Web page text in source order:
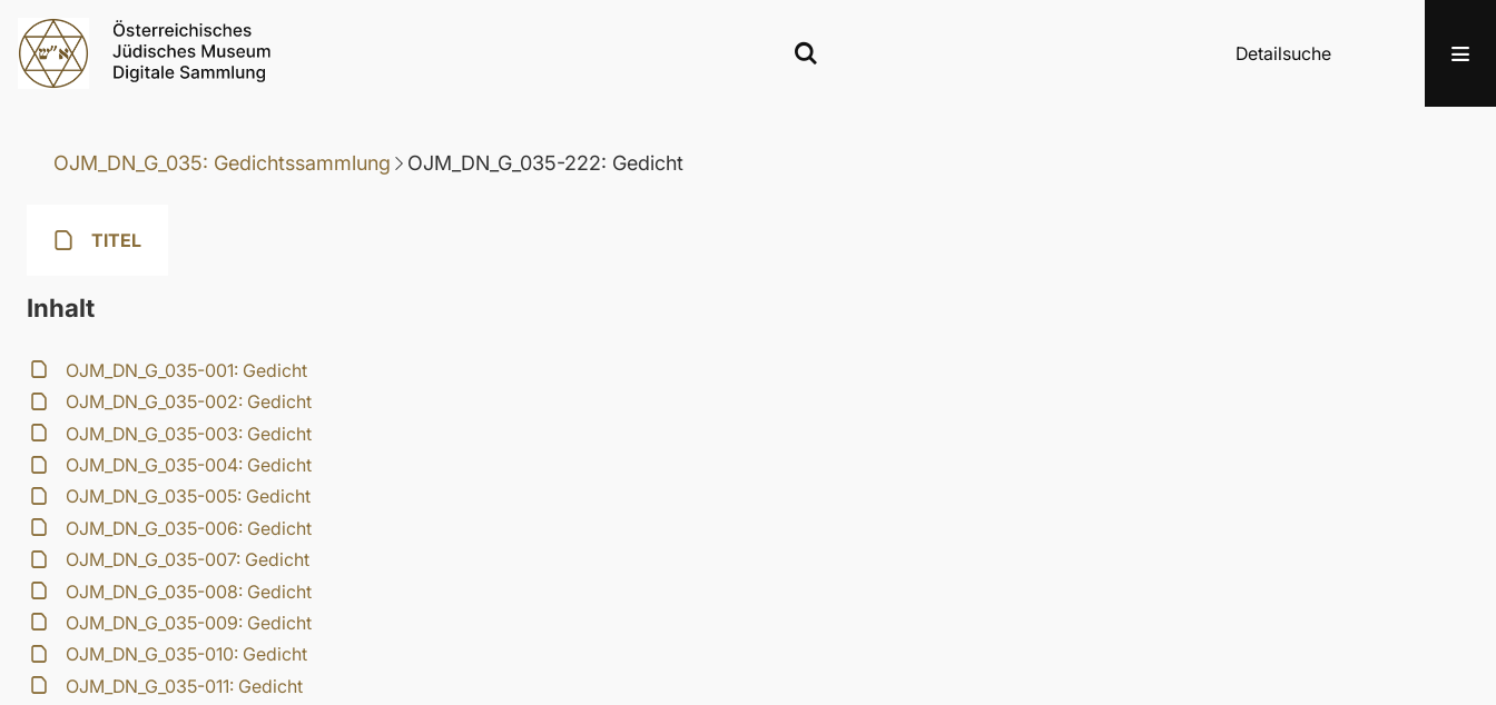
Detailsuche
OJM_DN_G_035: Gedichtssammlung OJM_DN_G_035-222: Gedicht
TITEL
Inhalt
OJM_DN_G_035-001: Gedicht
OJM_DN_G_035-002: Gedicht
OJM_DN_G_035-003: Gedicht
OJM_DN_G_035-004: Gedicht
OJM_DN_G_035-005: Gedicht
OJM_DN_G_035-006: Gedicht
OJM_DN_G_035-007: Gedicht
OJM_DN_G_035-008: Gedicht
OJM_DN_G_035-009: Gedicht
OJM_DN_G_035-010: Gedicht
OJM_DN_G_035-011: Gedicht